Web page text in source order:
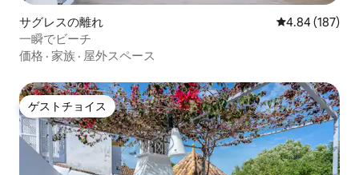
サグレスの離れ レビュー187
4.84 (187)
一瞬でビーチ
価格 · 家族 · 屋外スペース
ゲストチョイス
ゲストチョイス